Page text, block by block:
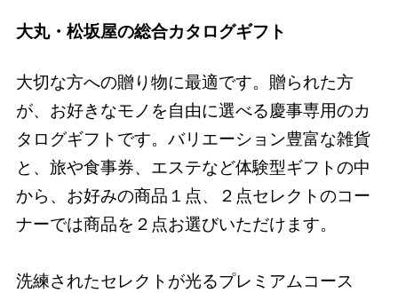
大丸・松坂屋の総合カタログギフト
大切な方への贈り物に最適です。贈られた方
が、お好きなモノを自由に選べる慶事専用のカ
タログギフトです。バリエーション豊富な雑貨
と、旅や食事券、エステなど体験型ギフトの中
から、お好みの商品１点、２点セレクトのコー
ナーでは商品を２点お選びいただけます。
洗練されたセレクトが光るプレミアムコース